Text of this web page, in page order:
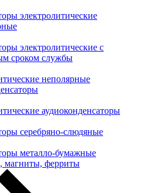
электролитические
электролитические с
сроком службы
неполярные
аудиоконденсаторы
серебряно-слюдяные
металло-бумажные
магниты, ферриты